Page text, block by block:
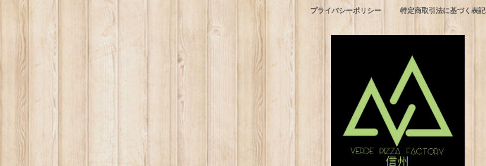
プライバシーポリシー 特定商取引法に基づく表記